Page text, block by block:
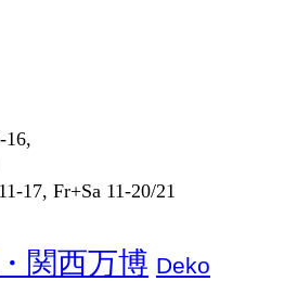
16,
17, Fr+Sa 11-20/21
関西万博 Deko